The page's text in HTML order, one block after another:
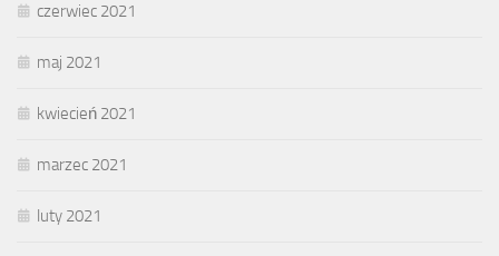
czerwiec 2021
maj 2021
kwiecień 2021
marzec 2021
luty 2021